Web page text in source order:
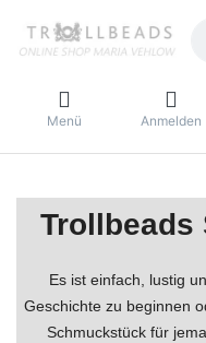
Menü Anmelden
Es ist einfach, lustig
Geschichte zu beginnen
Schmuckstück für